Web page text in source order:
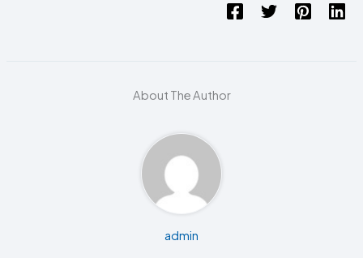
About The Author
admin